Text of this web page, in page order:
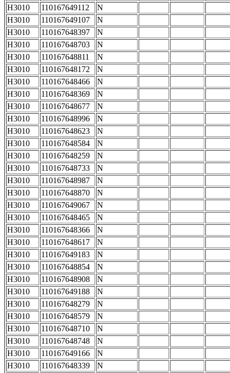
H3010
110167649112
N
H3010
110167649107
N
H3010
110167648397
N
H3010
110167648703
N
H3010
110167648811
N
H3010
110167648172
N
H3010
110167648466
N
H3010
110167648369
N
H3010
110167648677
N
H3010
110167648996
N
H3010
110167648623
N
H3010
110167648584
N
H3010
110167648259
N
H3010
110167648733
N
H3010
110167648987
N
H3010
110167648870
N
H3010
110167649067
N
H3010
110167648465
N
H3010
110167648366
N
H3010
110167648617
N
H3010
110167649183
N
H3010
110167648854
N
H3010
110167648908
N
H3010
110167649188
N
H3010
110167648279
N
H3010
110167648579
N
H3010
110167648710
N
H3010
110167648748
N
H3010
110167649166
N
H3010
110167648339
N